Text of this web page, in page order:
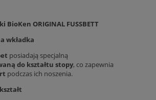
ORIGINAL FUSSBETT
wkładka
posiadają specjalną
do kształtu stopy, co zapewnia
podczas ich noszenia.